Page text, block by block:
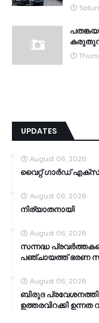
UPDATES
August 06, 2026
വൈറ്റ് ഗാർഡ്
August 06, 2026
നിര്യാതനായി
August 06, 2026
സന്നദ്ധ
പഞ്ചായത്ത്‌ ഭരണ
August 06, 2026
ബിരുദ
ഉത്തരവിറക്കി